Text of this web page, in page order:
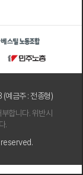
금주 : 전종형)
합니다. 위반시
.
reserved.